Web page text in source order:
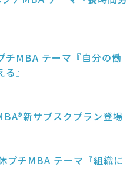
MBA テーマ『自分の働
』
新サブスクプラン登場
プチMBA テーマ『組織に